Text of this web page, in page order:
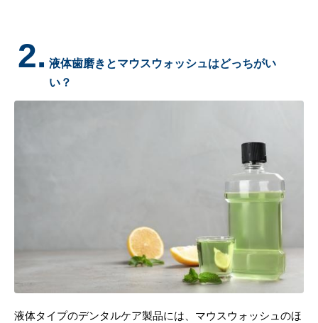
2. 液体歯磨きとマウスウォッシュはどっちがい
い？
液体タイプのデンタルケア製品には、マウスウォッシュのほ